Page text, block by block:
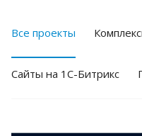
Все проекты
Cайты на 1С-Битрикс